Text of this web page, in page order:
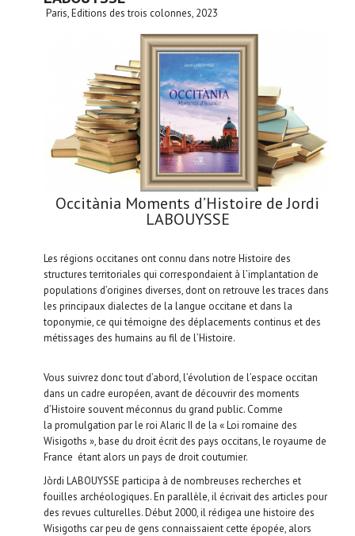
Paris, Editions des trois colonnes, 2023
Occitània Moments d’Histoire de Jordi
LABOUYSSE
Les régions occitanes ont connu dans notre Histoire des
structures territoriales qui correspondaient à l’implantation de
populations d’origines diverses, dont on retrouve les traces dans
les principaux dialectes de la langue occitane et dans la
toponymie, ce qui témoigne des déplacements continus et des
métissages des humains au fil de l’Histoire.
Vous suivrez donc tout d’abord, l’évolution de l’espace occitan
dans un cadre européen, avant de découvrir des moments
d’Histoire souvent méconnus du grand public. Comme
la promulgation par le roi Alaric II de la « Loi romaine des
Wisigoths », base du droit écrit des pays occitans, le royaume de
France étant alors un pays de droit coutumier.
Jòrdi LABOUYSSE participa à de nombreuses recherches et
fouilles archéologiques. En parallèle, il écrivait des articles pour
des revues culturelles. Début 2000, il rédigea une histoire des
Wisigoths car peu de gens connaissaient cette épopée, alors